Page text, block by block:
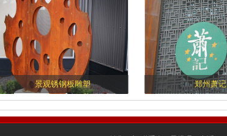
景观锈钢板雕塑 郑州萧记